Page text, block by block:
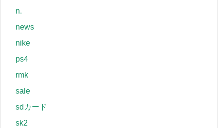
n.
news
nike
ps4
rmk
sale
sdカード
sk2